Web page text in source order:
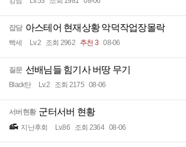
잡담 아스테어 현재상황 악덕작업장몰락
빡세 Lv.2 조회 2962 추천 3 08-06
질문 선배님들 힘기사 버땅 무기
Black탄 Lv.2 조회 2175 08-06
서버현황 군터서버 현황
지난후회 Lv.86 조회 2364 08-06